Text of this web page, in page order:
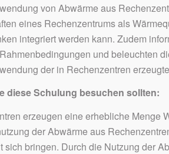
von Abwärme aus
eines Rechenzentrums als
integriert werden kann. Zudem
und beleuchten
der in Rechenzentren
diese Schulung besuchen sollten:
erzeugen eine erhebliche Menge
der Abwärme aus
sich bringen. Durch die Nutzung der